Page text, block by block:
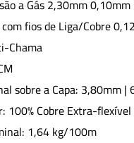
a Gás 2,30mm 0,10mm
fios de Liga/Cobre
Chama
sobre a Capa: 3,80mm |
100% Cobre Extra-
1,64 kg/100m